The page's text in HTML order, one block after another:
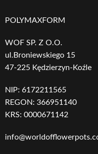
POLYMAXFORM
WOF SP. Z O.O.
ul.Broniewskiego 15
47-225 Kędzierzyn-Koźle
NIP: 6172211565
REGON: 366951140
KRS: 0000671142